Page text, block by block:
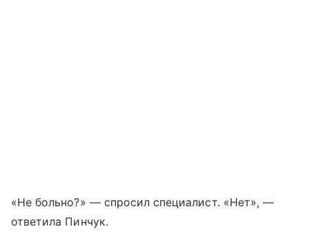
«Не больно?» — спросил специалист. «Нет», —
ответила Пинчук.